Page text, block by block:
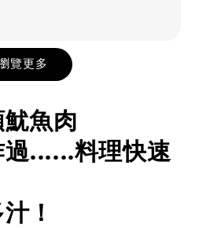
覽更多
魚肉
......料理快速
！